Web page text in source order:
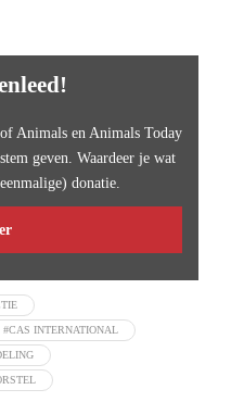
Animals en Animals Today
geven. Waardeer je wat
donatie.
#CAS INTERNATIONAL